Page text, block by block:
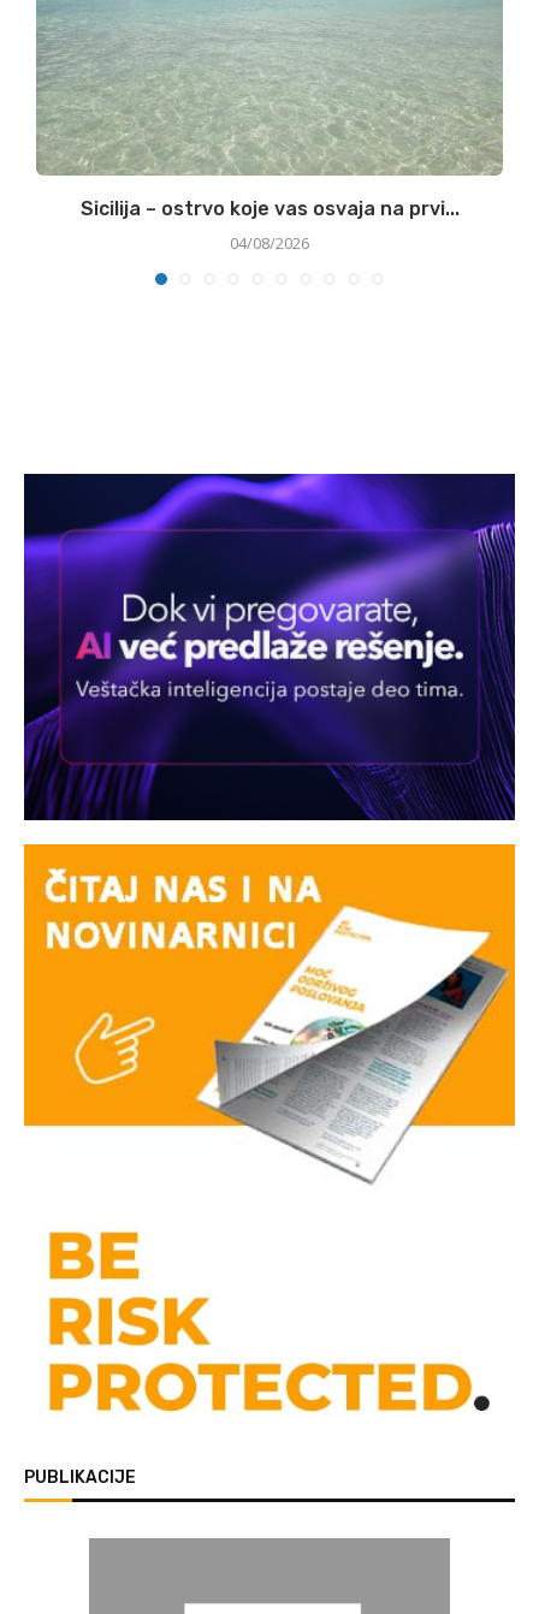
Sicilija – ostrvo koje vas osvaja na prvi...
04/08/2026
PUBLIKACIJE